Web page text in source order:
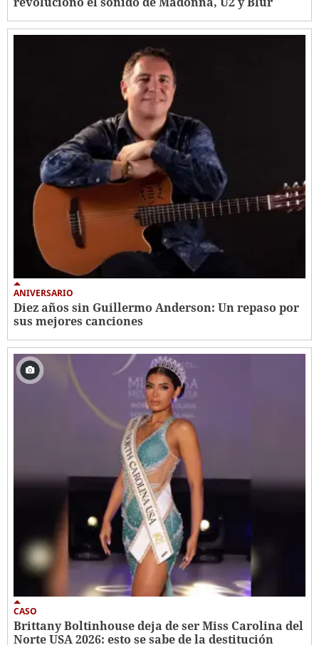
ANIVERSARIO
Diez años sin Guillermo Anderson: Un repaso por
sus mejores canciones
CASO
Brittany Boltinhouse deja de ser Miss Carolina del
Norte USA 2026: esto se sabe de la destitución